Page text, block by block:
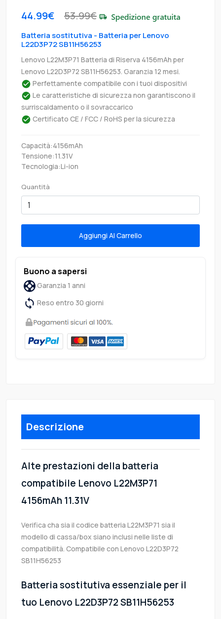
44.99€ 53.99€
Batteria sostitutiva - Batteria per Lenovo
L22D3P72 SB11H56253
Lenovo L22M3P71 Batteria di Riserva 4156mAh per
Lenovo L22D3P72 SB11H56253. Garanzia 12 mesi.
Perfettamente compatibile con i tuoi dispositivi
Le caratteristiche di sicurezza non garantiscono il
surriscaldamento o il sovraccarico
Certificato CE / FCC / RoHS per la sicurezza
Capacità:4156mAh
Tensione:11.31V
Tecnologia:Li-ion
Quantità
Aggiungi Al Carrello
Buono a sapersi
Garanzia 1 anni
Reso entro 30 giorni
Descrizione
Alte prestazioni della batteria
compatibile Lenovo L22M3P71
4156mAh 11.31V
Verifica cha sia il codice batteria L22M3P71 sia il
modello di cassa/box siano inclusi nelle liste di
compatibilità. Compatibile con Lenovo L22D3P72
SB11H56253
Batteria sostitutiva essenziale per il
tuo Lenovo L22D3P72 SB11H56253